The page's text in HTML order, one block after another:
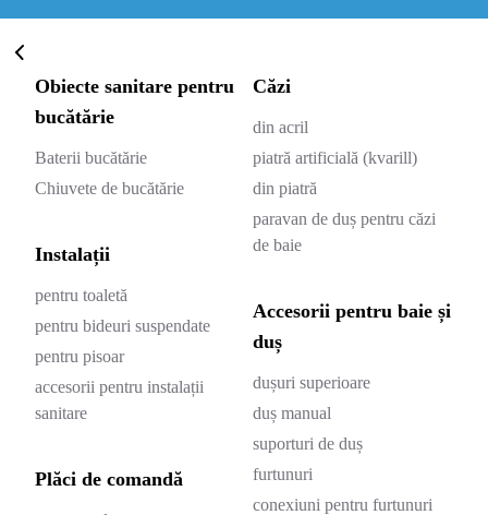
Obiecte sanitare pentru
bucătărie
Baterii bucătărie
Chiuvete de bucătărie
Instalații
pentru toaletă
pentru bideuri suspendate
pentru pisoar
accesorii pentru instalații
sanitare
Plăci de comandă
Căzi
din acril
piatră artificială (kvarill)
din piatră
paravan de duș pentru căzi
de baie
Accesorii pentru baie și
duș
dușuri superioare
duș manual
suporturi de duș
furtunuri
conexiuni pentru furtunuri